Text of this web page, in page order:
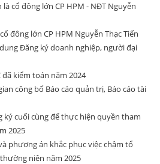
cổ đông lớn CP HPM - NĐT Nguyễn
đông lớn CP HPM Nguyễn Thạc Tiến
Đăng ký doanh nghiệp, người đại
đã kiểm toán năm 2024
công bố Báo cáo quản trị, Báo cáo tài
ký cuối cùng để thực hiện quyền tham
2025
phương án khắc phục việc chậm tổ
niên năm 2025